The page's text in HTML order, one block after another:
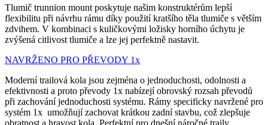
Tlumič trunnion mount poskytuje našim konstruktérům lepší
flexibilitu při návrhu rámu díky použití kratšího těla tlumiče s větším
zdvihem. V kombinaci s kuličkovými ložisky horního úchytu je
zvýšená citlivost tlumiče a lze jej perfektně nastavit.
NAVRŽENO PRO PŘEVODY 1x
Moderní trailová kola jsou zejména o jednoduchosti, odolnosti a
efektivnosti a proto převody 1x nabízejí obrovský rozsah převodů
při zachování jednoduchosti systému. Rámy specificky navržené pro
systém 1x umožňují zachovat krátkou zadní stavbu, což zlepšuje